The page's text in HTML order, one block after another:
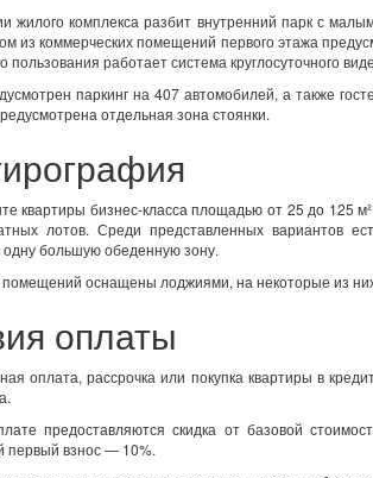
жилого комплекса разбит внутренний парк с
из коммерческих помещений первого этажа
пользования работает система круглосуточного
паркинг на 407 автомобилей, а также
отдельная зона стоянки.
квартиры бизнес-класса площадью от 25 до 125
лотов. Среди представленных вариантов
большую обеденную зону.
оснащены лоджиями, на некоторые из
оплаты
оплата, рассрочка или покупка квартиры в
предоставляются скидка от базовой
первый взнос — 10%.